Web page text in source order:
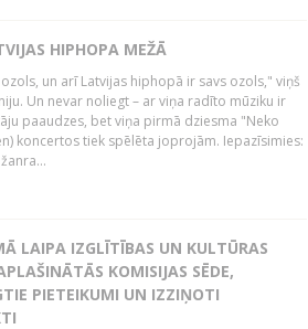
HIPHOPA MEŽĀ
un arī Latvijas hiphopā ir savs ozols," viņš
Un nevar noliegt – ar viņa radīto mūziku ir
paaudzes, bet viņa pirmā dziesma "Neko
koncertos tiek spēlēta joprojām. Iepazīsimies:
LAIPA IZGLĪTĪBAS UN KULTŪRAS
KOMISIJAS SĒDE,
PIETEIKUMI UN IZZIŅOTI